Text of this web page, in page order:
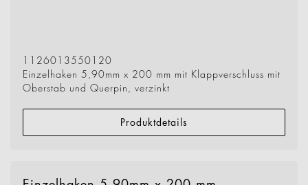
1126013550120
Einzelhaken 5,90mm x 200 mm mit Klappverschluss mit
Oberstab und Querpin, verzinkt
Produktdetails